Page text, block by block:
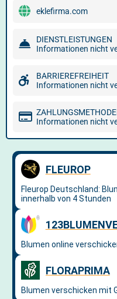
eklefirma.com
DIENSTLEISTUNGEN
Informationen nicht
BARRIEREFREIHEIT
Informationen nicht
Informationen nicht